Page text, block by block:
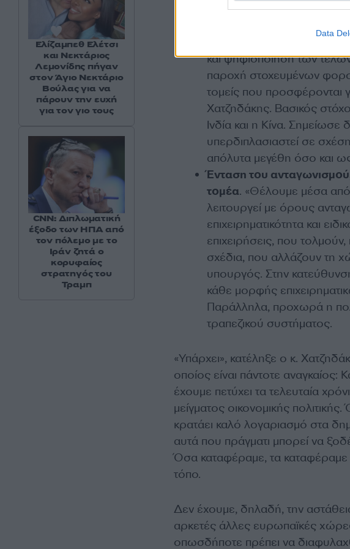
Data
πρόγραμμα που
Μικρομεσαίων
Χάρτη για τη
και ψηφιοποίηση των
παροχή στοχευμένων
τομείς που προσφέρονται
Χατζηδάκης. Βασικός
Ινδία και η Κίνα.
υπερδιπλασιαστεί σε
απόλυτα μεγέθη όσο και
Ένταση του
τομέα. «Θέλουμε μέσα από
λειτουργεί με όρους
επιχειρηματικότητα και
επιχειρήσεις, που
σχέδια, που αλλάζουν τη
υπουργός. Στην
κάθε μορφής
Παράλληλα, προχωρά η
τραπεζικού συστήματος.
«Υπάρχει», κατέληξε ο κ.
οποίος είναι πάντοτε αναγκαίος:
έχουμε πετύχει τα τελευταία
μείγματος οικονομικής
κρατάει καλό λογαριασμό στα
αυτά που πράγματι μπορεί να
Όσα καταφέραμε, τα καταφέραμε
τόπο.
Δεν έχουμε, δηλαδή, την αστάθεια
αρκετές άλλες ευρωπαϊκές
οπωσδήποτε πρέπει να
Ελίζαμπεθ Ελέτσι
και Νεκτάριος
Λεμονίδης πήγαν
στον Άγιο Νεκτάριο
Βούλας για να
πάρουν την ευχή
για τον γιο τους
CNN: Διπλωματική
έξοδο των ΗΠΑ από
τον πόλεμο με το
Ιράν ζητά ο
κορυφαίος
στρατηγός του
Τραμπ